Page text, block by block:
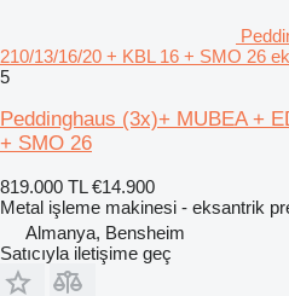
210/13/16/20 + KBL 16 + SMO 26
5
Peddinghaus (3x)+ MUBEA +
+ SMO 26
819.000 TL €14.900
Metal işleme makinesi - eksantrik
Almanya, Bensheim
Satıcıyla iletişime geç